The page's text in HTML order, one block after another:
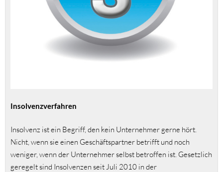
Insolvenzverfahren
Insolvenz ist ein Begriff, den kein Unternehmer gerne hört.
Nicht, wenn sie einen Geschäftspartner betrifft und noch
weniger, wenn der Unternehmer selbst betroffen ist. Gesetzlich
geregelt sind Insolvenzen seit Juli 2010 in der